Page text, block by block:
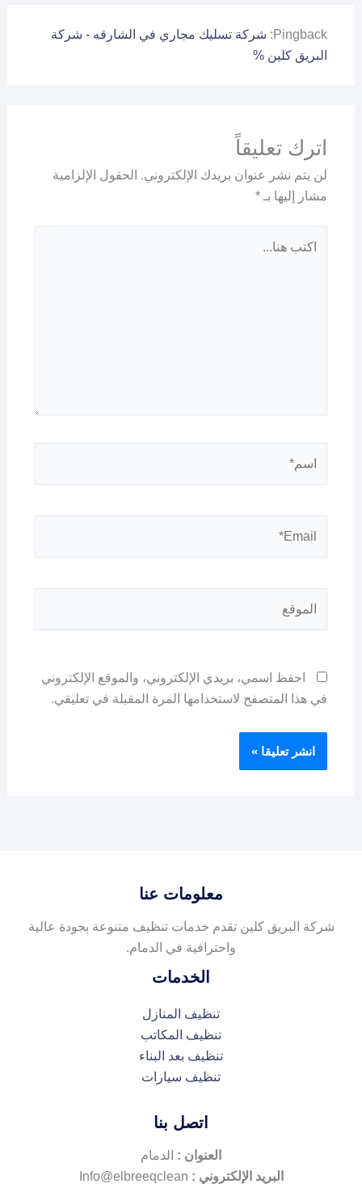
Pingback:
شركة تسليك مجاري في الشارقه - شركة
البريق كلين %
اترك تعليقاً
لن يتم نشر عنوان بريدك الإلكتروني. الحقول الإلزامية
مشار إليها بـ *
احفظ اسمي، بريدي الإلكتروني، والموقع الإلكتروني
في هذا المتصفح لاستخدامها المرة المقبلة في تعليقي.
معلومات عنا
شركة البريق كلين تقدم خدمات تنظيف متنوعة بجودة عالية
واحترافية في الدمام.
الخدمات
تنظيف المنازل
تنظيف المكاتب
تنظيف بعد البناء
تنظيف سيارات
اتصل بنا
العنوان : الدمام
البريد الإلكتروني :